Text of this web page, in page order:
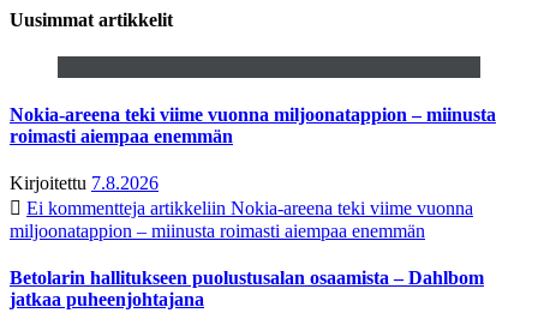
Uusimmat artikkelit
Nokia-areena teki viime vuonna miljoonatappion – miinusta
roimasti aiempaa enemmän
Kirjoitettu 7.8.2026
Ei kommentteja artikkeliin Nokia-areena teki viime vuonna
miljoonatappion – miinusta roimasti aiempaa enemmän
Betolarin hallitukseen puolustusalan osaamista – Dahlbom
jatkaa puheenjohtajana